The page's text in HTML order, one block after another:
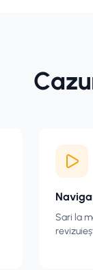
Sari la